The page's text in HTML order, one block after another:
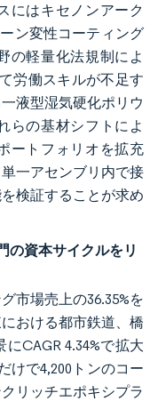
にはキセノンアーク
ン変性コーティング
の軽量化法規制によ
労働スキルが不足す
液型湿気硬化ポリウ
らの基材シフトによ
ートフォリオを拡充
一アセンブリ内で接
検証することが求め
の資本サイクルをリ
市場売上の36.35%を
おける都市鉄道、橋
CAGR 4.34%で拡大
けで4,200トンのコー
リッチエポキシプラ